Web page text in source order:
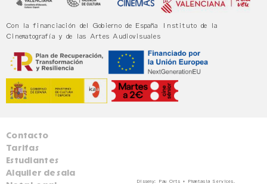
Con la financiación del Gobierno de España Instituto de la
Cinematografía y de las Artes Audiovisuales
Contacto
Tarifas
Estudiantes
Alquiler de sala
Disseny: Pau Orts + Phantasia Services.